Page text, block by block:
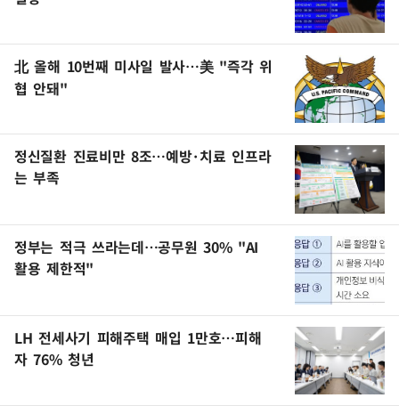
北 올해 10번째 미사일 발사…美 "즉각 위
협 안돼"
정신질환 진료비만 8조…예방·치료 인프라
는 부족
정부는 적극 쓰라는데…공무원 30% "AI
활용 제한적"
LH 전세사기 피해주택 매입 1만호…피해
자 76% 청년